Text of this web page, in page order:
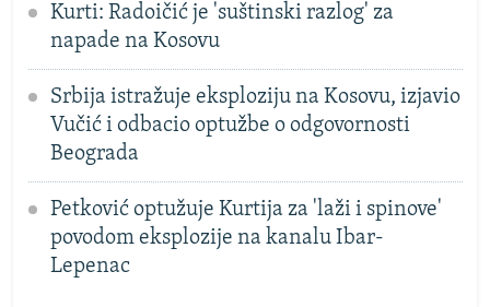
Kurti: Radoičić je 'suštinski razlog' za
napade na Kosovu
Srbija istražuje eksploziju na Kosovu, izjavio
Vučić i odbacio optužbe o odgovornosti
Beograda
Petković optužuje Kurtija za 'laži i spinove'
povodom eksplozije na kanalu Ibar-
Lepenac